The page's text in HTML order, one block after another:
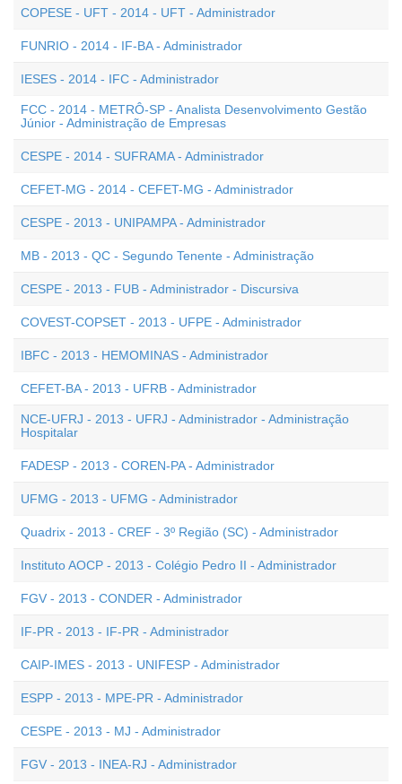
COPESE - UFT - 2014 - UFT - Administrador
FUNRIO - 2014 - IF-BA - Administrador
IESES - 2014 - IFC - Administrador
FCC - 2014 - METRÔ-SP - Analista Desenvolvimento Gestão
Júnior - Administração de Empresas
CESPE - 2014 - SUFRAMA - Administrador
CEFET-MG - 2014 - CEFET-MG - Administrador
CESPE - 2013 - UNIPAMPA - Administrador
MB - 2013 - QC - Segundo Tenente - Administração
CESPE - 2013 - FUB - Administrador - Discursiva
COVEST-COPSET - 2013 - UFPE - Administrador
IBFC - 2013 - HEMOMINAS - Administrador
CEFET-BA - 2013 - UFRB - Administrador
NCE-UFRJ - 2013 - UFRJ - Administrador - Administração
Hospitalar
FADESP - 2013 - COREN-PA - Administrador
UFMG - 2013 - UFMG - Administrador
Quadrix - 2013 - CREF - 3º Região (SC) - Administrador
Instituto AOCP - 2013 - Colégio Pedro II - Administrador
FGV - 2013 - CONDER - Administrador
IF-PR - 2013 - IF-PR - Administrador
CAIP-IMES - 2013 - UNIFESP - Administrador
ESPP - 2013 - MPE-PR - Administrador
CESPE - 2013 - MJ - Administrador
FGV - 2013 - INEA-RJ - Administrador